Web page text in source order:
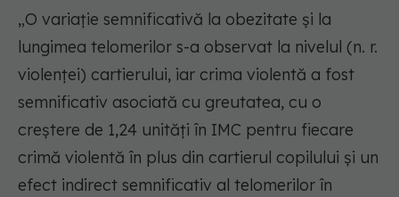
„O variație semnificativă la obezitate și la
lungimea telomerilor s-a observat la nivelul (n. r.
violenței) cartierului, iar crima violentă a fost
semnificativ asociată cu greutatea, cu o
creștere de 1,24 unități în IMC pentru fiecare
crimă violentă în plus din cartierul copilului și un
efect indirect semnificativ al telomerilor în